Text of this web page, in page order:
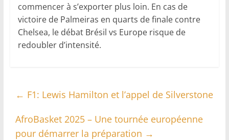
commencer à s’exporter plus loin. En cas de
victoire de Palmeiras en quarts de finale contre
Chelsea, le débat Brésil vs Europe risque de
redoubler d’intensité.
← F1: Lewis Hamilton et l’appel de Silverstone
AfroBasket 2025 – Une tournée européenne
pour démarrer la préparation →